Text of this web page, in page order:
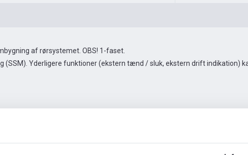
af rørsystemet. OBS! 1-faset.
(SSM). Yderligere funktioner (ekstern tænd / sluk, ekstern drift indikation)